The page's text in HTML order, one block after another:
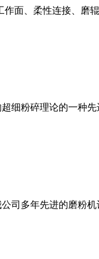
面、柔性连接、磨
细粉碎理论的一种
司多年先进的磨粉